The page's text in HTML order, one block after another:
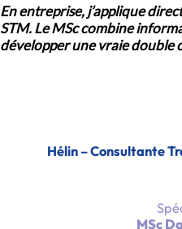
En entreprise, j’applique
STM. Le MSc combine
développer une vraie double
Hélin – Consultante
MSc